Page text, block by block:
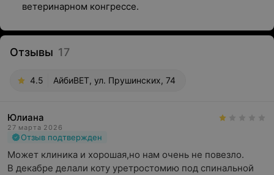
ветеринарном конгрессе.
Отзывы 17
4.5 АйбиВЕТ, ул. Прушинских, 74
Юлиана
27 марта 2026
Отзыв подтвержден
Может клиника и хорошая,но нам очень не повезло.
В декабре делали коту уретростомию под спинальной